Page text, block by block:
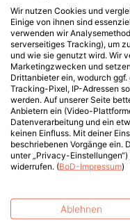
Wir nutzen Cookies und
Einige von ihnen sind
verwenden wir
serverseitiges Tracking), um
und wie sie genutzt wird. Wir
Marketingzwecken und
Drittanbieter ein, wodurch
Tracking-Pixel, IP-Adressen
werden. Auf unserer Seite
Anbietern ein (Video-
Datenverarbeitung und ein
keinen Einfluss. Mit deiner
beschriebenen Vorgänge ein.
unter „Privacy-
widerrufen. (BoD-Impressum)
Ablehnen